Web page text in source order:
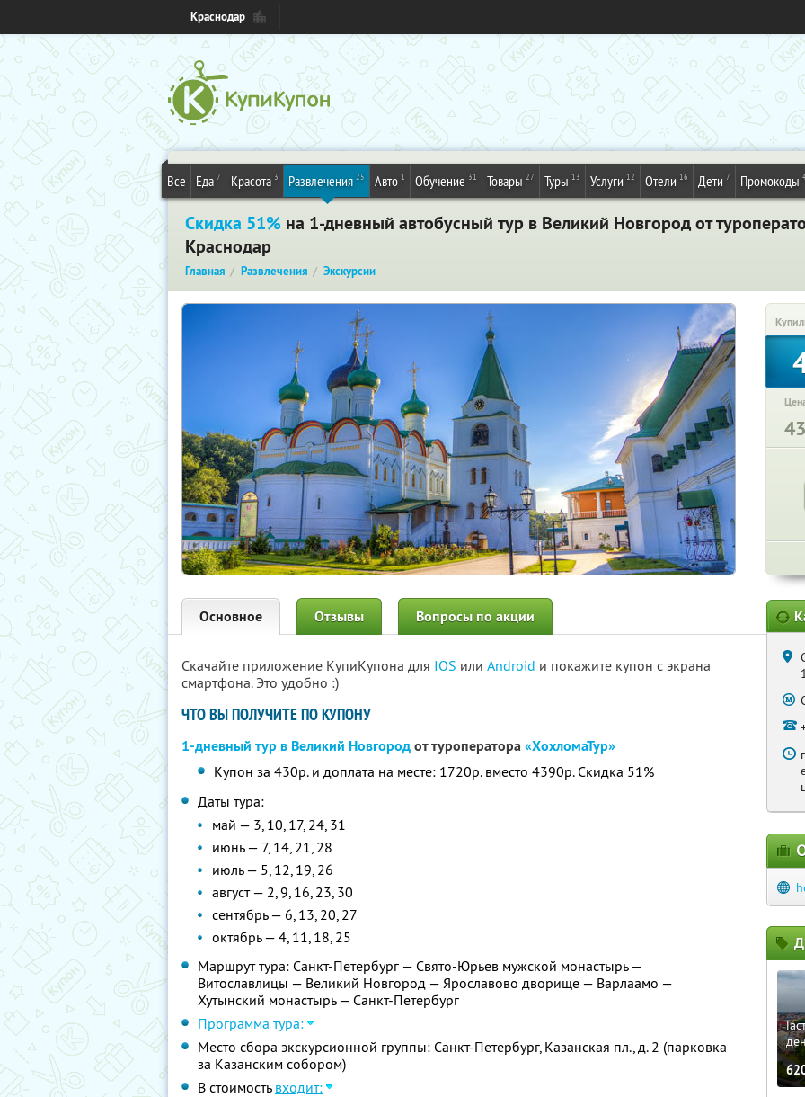
Краснодар
Все Еда 7 Красота 3 Развлечения 25 Авто 1 Обучение 31 Товары 27 Туры 13 Услуги 12 Отели 16 Дети 7 Промокоды
Скидка 51% на 1-дневный автобусный тур в Великий Новгород от
Краснодар
Главная Развлечения Экскурсии
Основное Отзывы Вопросы по акции
Скачайте приложение КупиКупона для IOS или Android и покажите купон с экрана
смартфона. Это удобно :)
ЧТО ВЫ ПОЛУЧИТЕ ПО КУПОНУ
1-дневный тур в Великий Новгородот туроператора«ХохломаТур»
Купон за 430р. и доплата на месте: 1720р. вместо 4390р. Скидка 51%
Даты тура:
май — 3, 10, 17, 24, 31
июнь — 7, 14, 21, 28
июль — 5, 12, 19, 26
август — 2, 9, 16, 23, 30
сентябрь — 6, 13, 20, 27
октябрь — 4, 11, 18, 25
Маршрут тура: Санкт-Петербург — Свято-Юрьев мужской монастырь —
Витославлицы — Великий Новгород — Ярославово дворище — Варлаамо —
Хутынский монастырь — Санкт-Петербург
Программа тура:
Место сбора экскурсионной группы: Санкт-Петербург, Казанская пл., д. 2 (парковка
за Казанским собором)
В стоимость входит: